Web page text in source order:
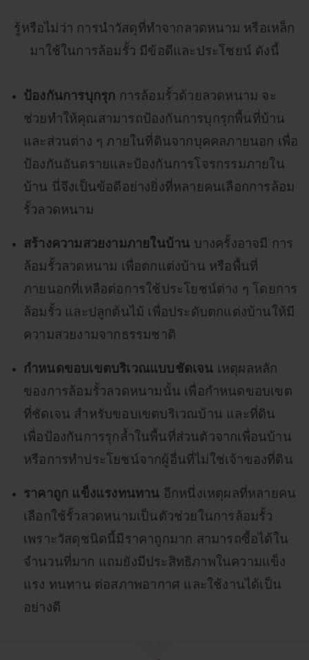
รู้หรือไม่ว่า การนำวัสดุที่ทำจากลวดหนาม หรือเหล็ก
มาใช้ในการล้อมรั้ว มีข้อดีและประโชยน์ ดังนี้
ป้องกันการบุกรุก การล้อมรั้วด้วยลวดหนาม จะ
ช่วยทำให้คุณสามารถป้องกันการบุกรุกพื้นที่บ้าน
และส่วนต่าง ๆ ภายในที่ดินจากบุคคลภายนอก เพื่อ
ป้องกันอันตรายและป้องกันการโจรกรรมภายใน
บ้าน นี่จึงเป็นข้อดีอย่างยิ่งที่หลายคนเลือกการล้อม
รั้วลวดหนาม
สร้างความสวยงามภายในบ้าน บางครั้งอาจมี การ
ล้อมรั้วลวดหนาม เพื่อตกแต่งบ้าน หรือพื้นที่
ภายนอกที่เหลือต่อการใช้ประโยชน์ต่าง ๆ โดยการ
ล้อมรั้ว และปลูกต้นไม้ เพื่อประดับตกแต่งบ้านให้มี
ความสวยงามจากธรรมชาติ
กำหนดขอบเขตบริเวณแบบชัดเจน เหตุผลหลัก
ของการล้อมรั้วลวดหนามนั้น เพื่อกำหนดขอบเขต
ที่ชัดเจน สำหรับขอบเขตบริเวณบ้าน และที่ดิน
เพื่อป้องกันการรุกล้ำในพื้นที่ส่วนตัวจากเพื่อนบ้าน
หรือการทำประโยชน์จากผู้อื่นที่ไม่ใช่เจ้าของที่ดิน
ราคาถูก แข็งแรงทนทาน อีกหนึ่งเหตุผลที่หลายคน
เลือกใช้รั้วลวดหนามเป็นตัวช่วยในการล้อมรั้ว
เพราะวัสดุชนิดนี้มีราคาถูกมาก สามารถซื้อได้ใน
จำนวนที่มาก แถมยังมีประสิทธิภาพในความแข็ง
แรง ทนทาน ต่อสภาพอากาศ และใช้งานได้เป็น
อย่างดี